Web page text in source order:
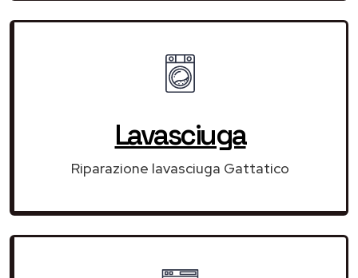
Lavasciuga
Riparazione lavasciuga Gattatico